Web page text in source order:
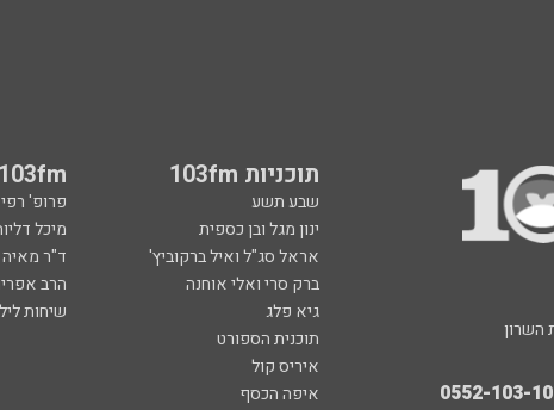
תוכניות 103fm 103fm מייעצים
שבע תשע פרופ'
ינון מגל ובן כספית
מיכל
אראל סג"ל ואיל ברקוביץ'
ד"ר מאיה
ברק סרי ואלי אוחנה
הרב
גיא פלג
שיחות
תוכנית הספורט
איריס קול
איפה הכסף